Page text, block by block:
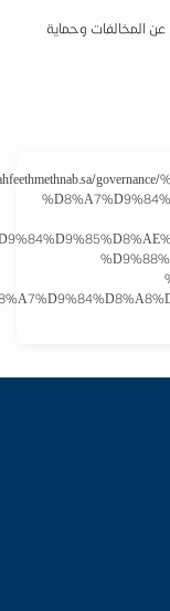
المخالفات وحماية